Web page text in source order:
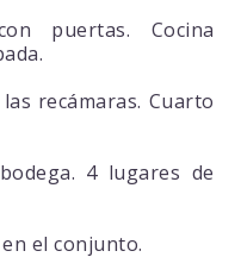
puertas. Cocina
recámaras. Cuarto
4 lugares de
el conjunto.